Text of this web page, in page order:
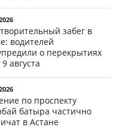
забег в
водителей
о перекрытиях
августа
по проспекту
батыра частично
в Астане